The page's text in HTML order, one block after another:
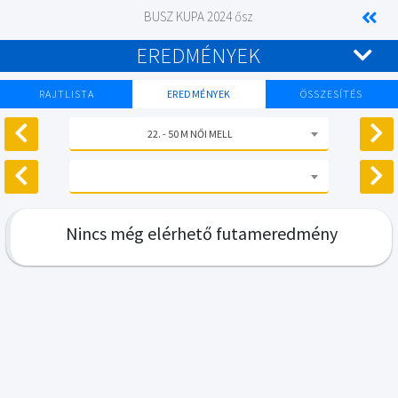
BUSZ KUPA 2024 ősz
EREDMÉNYEK
RAJTLISTA EREDMÉNYEK ÖSSZESÍTÉS
22. - 50 M NŐI MELL
Nincs még elérhető futameredmény